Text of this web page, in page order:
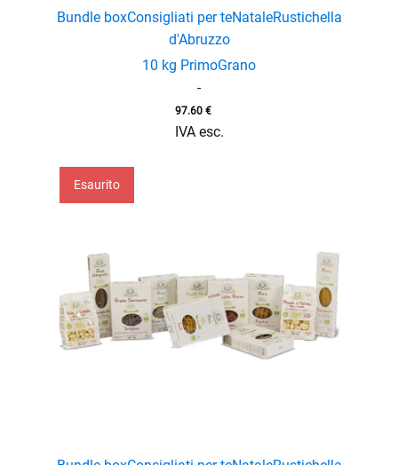
Bundle boxConsigliati per teNataleRustichella
d'Abruzzo
10 kg PrimoGrano
-
97.60 €
IVA esc.
Esaurito